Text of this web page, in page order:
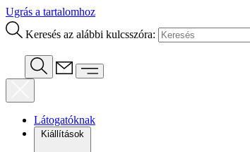
Ugrás a tartalomhoz
Keresés az alábbi kulcsszóra:
Látogatóknak
Kiállítások